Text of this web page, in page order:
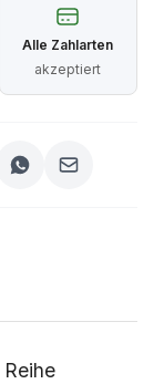
Alle Zahlarten
akzeptiert